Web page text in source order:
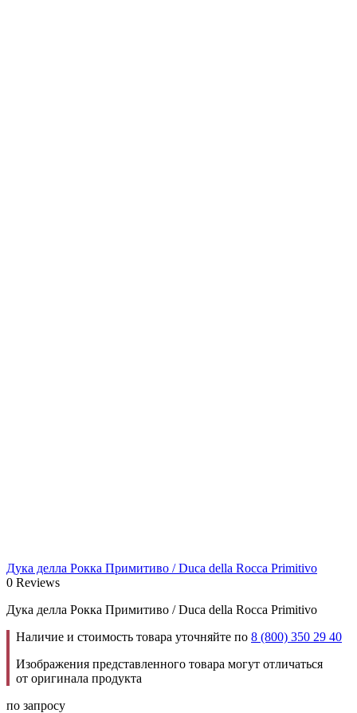
Дука делла Рокка Примитиво / Duca della Rocca Primitivo
0 Reviews
Дука делла Рокка Примитиво / Duca della Rocca Primitivo
Наличие и стоимость товара уточняйте по 8 (800) 350 29 40
Изображения представленного товара могут отличаться
от оригинала продукта
по запросу